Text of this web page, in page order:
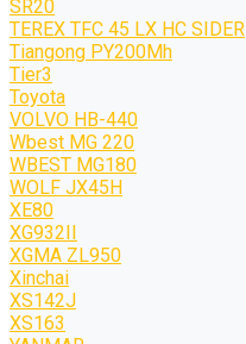
SR20
TEREX TFC 45 LX HC SIDER
Tiangong PY200Mh
Tier3
Toyota
VOLVO HB-440
Wbest MG 220
WBEST MG180
WOLF JХ45H
XE80
XG932II
XGMA ZL950
Xinchai
XS142J
XS163